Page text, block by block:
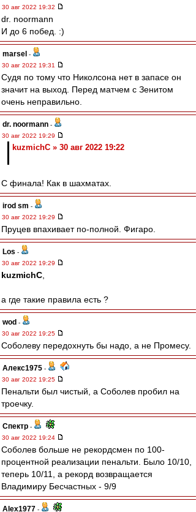
30 авг 2022 19:32
dr. noormann
И до 6 побед. :)
marsel -
30 авг 2022 19:31
Судя по тому что Николсона нет в запасе он
значит на выход. Перед матчем с Зенитом
очень неправильно.
dr. noormann -
30 авг 2022 19:29
kuzmichC » 30 авг 2022 19:22
С финала! Как в шахматах.
irod sm -
30 авг 2022 19:29
Пруцев впахивает по-полной. Фигаро.
Los -
30 авг 2022 19:29
kuzmichC
а где такие правила есть ?
wod -
30 авг 2022 19:25
Соболеву передохнуть бы надо, а не Промесу.
Алекс1975 -
30 авг 2022 19:25
Пенальти был чистый, а Соболев пробил на
троечку.
Спектр -
30 авг 2022 19:24
Соболев больше не рекордсмен по 100-
процентной реализации пенальти. Было 10/10,
теперь 10/11, а рекорд возвращается
Владимиру Бесчастных - 9/9
Alex1977 -